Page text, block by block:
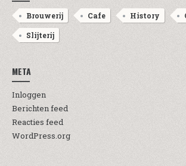
Brouwerij Cafe History
Slijterij
META
Inloggen
Berichten feed
Reacties feed
WordPress.org